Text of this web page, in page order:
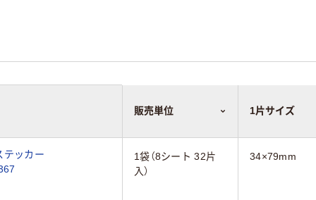
販売単位 1片サイズ
テッカー
ート(32片) 08367
1袋（8シート 32片
入）
34×79mm